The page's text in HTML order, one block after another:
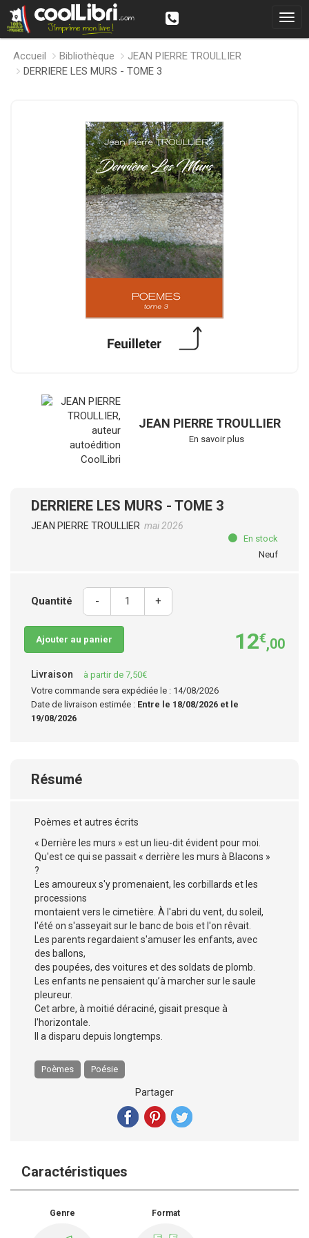
Accueil Bibliothèque
JEAN PIERRE TROULLIER
DERRIERE LES MURS - TOME 3
JEAN PIERRE TROULLIER
En savoir plus
DERRIERE LES MURS - TOME 3
JEAN PIERRE TROULLIER mai 2026
En stock
Neuf
Quantité - +
Ajouter au panier 12€,00
Livraison
à partir de 7,50€
Votre commande sera expédiée le : 14/08/2026
Date de livraison estimée : Entre le 18/08/2026 et le
19/08/2026
Résumé
Poèmes et autres écrits
« Derrière les murs » est un lieu-dit évident pour moi.
Qu'est ce qui se passait « derrière les murs à Blacons »
?
Les amoureux s'y promenaient, les corbillards et les
processions
montaient vers le cimetière. À l'abri du vent, du soleil,
l'été on s'asseyait sur le banc de bois et l'on rêvait.
Les parents regardaient s'amuser les enfants, avec
des ballons,
des poupées, des voitures et des soldats de plomb.
Les enfants ne pensaient qu’à marcher sur le saule
pleureur.
Cet arbre, à moitié déraciné, gisait presque à
l'horizontale.
Il a disparu depuis longtemps.
Poèmes Poésie
Partager
Caractéristiques
Genre Format